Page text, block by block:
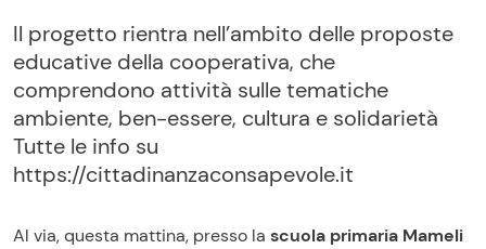
Il progetto rientra nell’ambito delle proposte
educative della cooperativa, che
comprendono attività sulle tematiche
ambiente, ben-essere, cultura e solidarietà
Tutte le info su
https://cittadinanzaconsapevole.it
Al via, questa mattina, presso la scuola primaria Mameli